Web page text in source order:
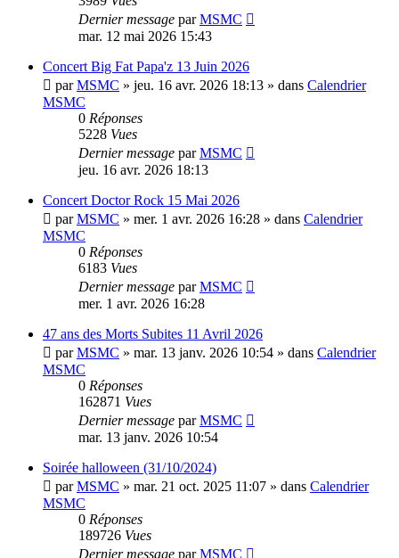
Dernier message parMSMC
mar. 12 mai 2026 15:43
Concert Big Fat Papa'z 13 Juin 2026
parMSMC » jeu. 16 avr. 2026 18:13 » dans Calendrier
MSMC
0 Réponses
5228 Vues
Dernier message parMSMC
jeu. 16 avr. 2026 18:13
Concert Doctor Rock 15 Mai 2026
parMSMC » mer. 1 avr. 2026 16:28 » dans Calendrier
MSMC
0 Réponses
6183 Vues
Dernier message parMSMC
mer. 1 avr. 2026 16:28
47 ans des Morts Subites 11 Avril 2026
parMSMC » mar. 13 janv. 2026 10:54 » dans Calendrier
MSMC
0 Réponses
162871 Vues
Dernier message parMSMC
mar. 13 janv. 2026 10:54
Soirée halloween (31/10/2024)
parMSMC » mar. 21 oct. 2025 11:07 » dans Calendrier
MSMC
0 Réponses
189726 Vues
Dernier message parMSMC